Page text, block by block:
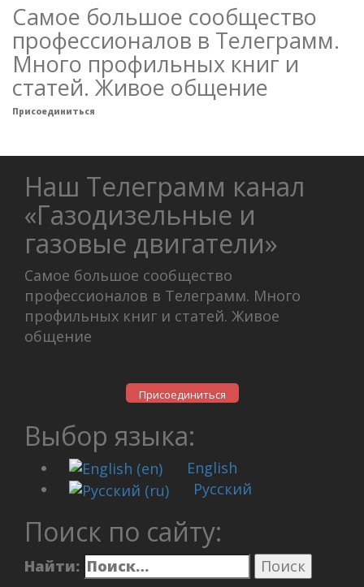
Самое большое сообщество
профессионалов в Телеграмм.
Много профильных книг и
статей. Живое общение
Присоединиться
Наш Телеграмм канал
«Газодизельные и
газовые двигатели»
Самое большое сообщество
профессионалов в Телеграмм. Много
профильных книг и статей. Живое
общение
Присоединиться
Выбор языка:
English
Русский
Поиск по сайту:
Найти: